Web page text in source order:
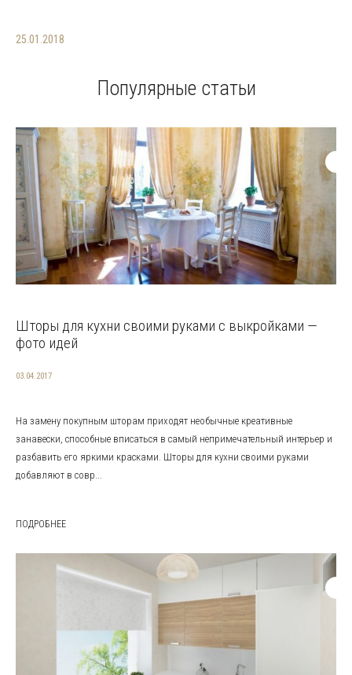
25.01.2018
Популярные статьи
Шторы для кухни своими руками с выкройками —
фото идей
03.04.2017
На замену покупным шторам приходят необычные креативные
занавески, способные вписаться в самый непримечательный интерьер и
разбавить его яркими красками. Шторы для кухни своими руками
добавляют в совр...
ПОДРОБНЕЕ